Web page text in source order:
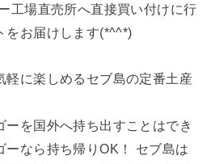
工場直売所へ直接買い付けに行
をお届けします(*^^*)
軽に楽しめるセブ島の定番土産
ーを国外へ持ち出すことはでき
ーなら持ち帰りOK！ セブ島は